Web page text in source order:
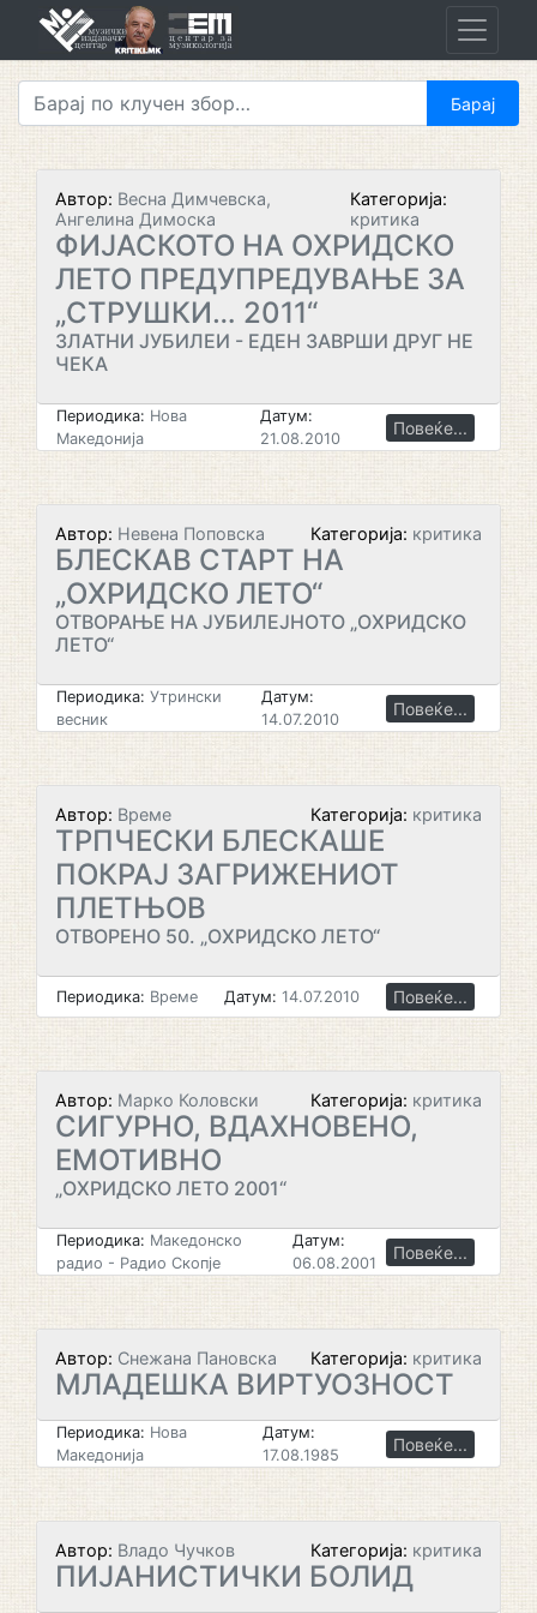
Автор: Весна Димчевска,
Ангелина Димоска
Категорија:
критика
ФИЈАСКОТО НА ОХРИДСКО
ЛЕТО ПРЕДУПРЕДУВАЊЕ ЗА
„СТРУШКИ… 2011“
ЗЛАТНИ ЈУБИЛЕИ - ЕДЕН ЗАВРШИ ДРУГ НЕ
ЧЕКА
Периодика: Нова
Македонија
Датум:
21.08.2010
Повеќе...
Автор: Невена Поповска Категорија: критика
БЛЕСКАВ СТАРТ НА
„ОХРИДСКО ЛЕТО“
ОТВОРАЊЕ НА ЈУБИЛЕЈНОТО „ОХРИДСКО
ЛЕТО“
Периодика: Утрински
весник
Датум:
14.07.2010
Повеќе...
Автор: Време Категорија: критика
ТРПЧЕСКИ БЛЕСКАШЕ
ПОКРАЈ ЗАГРИЖЕНИОТ
ПЛЕТЊОВ
ОТВОРЕНО 50. „ОХРИДСКО ЛЕТО“
Периодика: Време Датум: 14.07.2010 Повеќе...
Автор: Марко Коловски Категорија: критика
СИГУРНО, ВДАХНОВЕНО,
ЕМОТИВНО
„ОХРИДСКО ЛЕТО 2001“
Периодика: Македонско
радио - Радио Скопје
Датум:
06.08.2001
Повеќе...
Автор: Снежана Пановска Категорија: критика
МЛАДЕШКА ВИРТУОЗНОСТ
Периодика: Нова
Македонија
Датум:
17.08.1985
Повеќе...
Автор: Владо Чучков Категорија: критика
ПИЈАНИСТИЧКИ БОЛИД